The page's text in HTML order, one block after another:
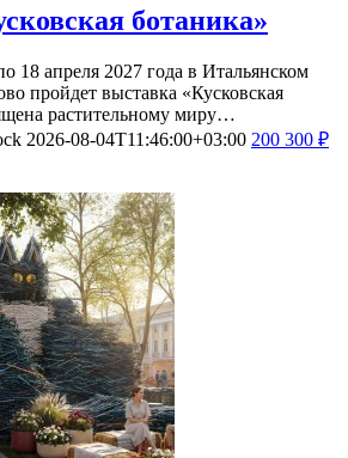
ботаника»
18 апреля 2027 года в Итальянском
пройдет выставка «Кусковская
растительному миру…
2026-08-04T11:46:00+03:00 200 300 ₽